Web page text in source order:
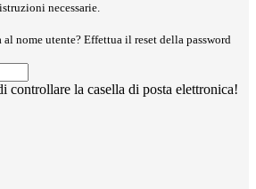
necessarie.
nome utente? Effettua il reset della password
controllare la casella di posta elettronica!